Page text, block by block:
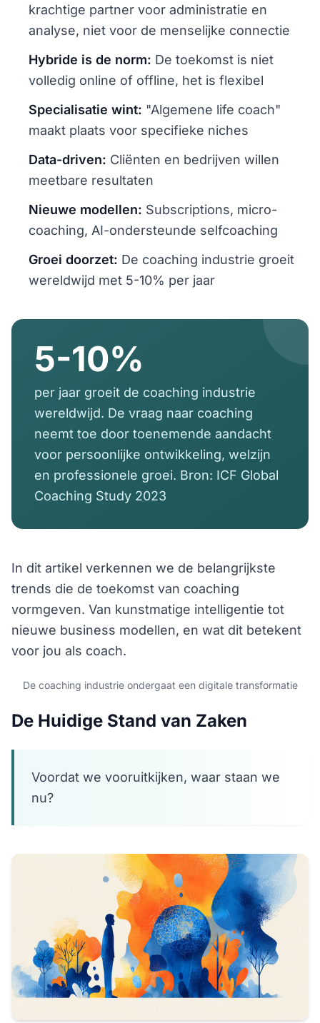
krachtige partner voor administratie en
analyse, niet voor de menselijke connectie
Hybride is de norm: De toekomst is niet
volledig online of offline, het is flexibel
Specialisatie wint: "Algemene life coach"
maakt plaats voor specifieke niches
Data-driven: Cliënten en bedrijven willen
meetbare resultaten
Nieuwe modellen: Subscriptions, micro-
coaching, AI-ondersteunde selfcoaching
Groei doorzet: De coaching industrie groeit
wereldwijd met 5-10% per jaar
5-10%
per jaar groeit de coaching industrie
wereldwijd. De vraag naar coaching
neemt toe door toenemende aandacht
voor persoonlijke ontwikkeling, welzijn
en professionele groei. Bron: ICF Global
Coaching Study 2023
In dit artikel verkennen we de belangrijkste
trends die de toekomst van coaching
vormgeven. Van kunstmatige intelligentie tot
nieuwe business modellen, en wat dit betekent
voor jou als coach.
De coaching industrie ondergaat een digitale transformatie
De Huidige Stand van Zaken
Voordat we vooruitkijken, waar staan we
nu?